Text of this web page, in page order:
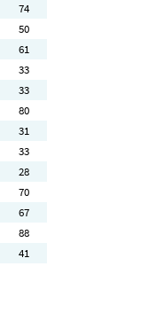
74
50
61
33
33
80
31
33
28
70
67
88
41